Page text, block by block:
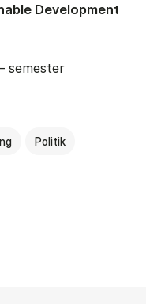
Development
semester
Politik